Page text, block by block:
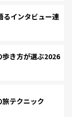
るインタビュー連
き方が選ぶ2026
テクニック